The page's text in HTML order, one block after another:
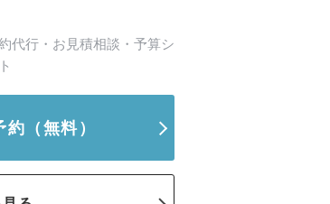
代行・お見積相談・予算シ
約 （無料）